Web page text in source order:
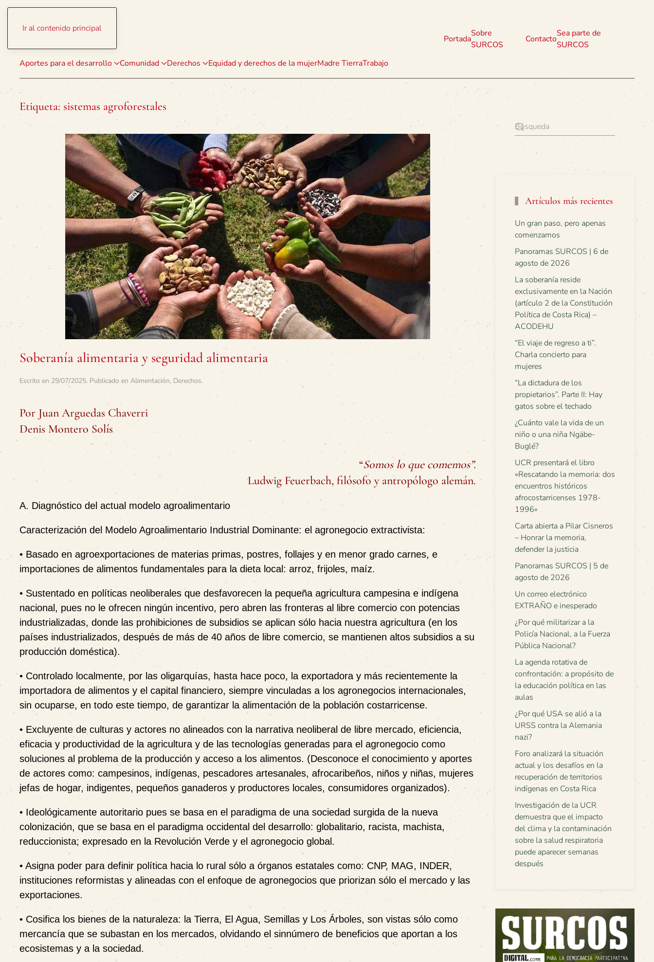
Ir al contenido principal
Aportes para el desarrollo Comunidad Derechos Equidad y derechos de la mujerMadre TierraTrabajo
Portada
Sobre
SURCOS
Contacto
Sea parte de
SURCOS
Etiqueta: sistemas agroforestales
Soberanía alimentaria y seguridad alimentaria
Escrito en 29/07/2025. Publicado en Alimentación, Derechos.
Por Juan Arguedas Chaverri
Denis Montero Solís
“Somos lo que comemos”.
Ludwig Feuerbach, filósofo y antropólogo alemán.
A. Diagnóstico del actual modelo agroalimentario
Caracterización del Modelo Agroalimentario Industrial Dominante: el agronegocio extractivista:
• Basado en agroexportaciones de materias primas, postres, follajes y en menor grado carnes, e
importaciones de alimentos fundamentales para la dieta local: arroz, frijoles, maíz.
• Sustentado en políticas neoliberales que desfavorecen la pequeña agricultura campesina e indígena
nacional, pues no le ofrecen ningún incentivo, pero abren las fronteras al libre comercio con potencias
industrializadas, donde las prohibiciones de subsidios se aplican sólo hacia nuestra agricultura (en los
países industrializados, después de más de 40 años de libre comercio, se mantienen altos subsidios a su
producción doméstica).
• Controlado localmente, por las oligarquías, hasta hace poco, la exportadora y más recientemente la
importadora de alimentos y el capital financiero, siempre vinculadas a los agronegocios internacionales,
sin ocuparse, en todo este tiempo, de garantizar la alimentación de la población costarricense.
• Excluyente de culturas y actores no alineados con la narrativa neoliberal de libre mercado, eficiencia,
eficacia y productividad de la agricultura y de las tecnologías generadas para el agronegocio como
soluciones al problema de la producción y acceso a los alimentos. (Desconoce el conocimiento y aportes
de actores como: campesinos, indígenas, pescadores artesanales, afrocaribeños, niños y niñas, mujeres
jefas de hogar, indigentes, pequeños ganaderos y productores locales, consumidores organizados).
• Ideológicamente autoritario pues se basa en el paradigma de una sociedad surgida de la nueva
colonización, que se basa en el paradigma occidental del desarrollo: globalitario, racista, machista,
reduccionista; expresado en la Revolución Verde y el agronegocio global.
• Asigna poder para definir política hacia lo rural sólo a órganos estatales como: CNP, MAG, INDER,
instituciones reformistas y alineadas con el enfoque de agronegocios que priorizan sólo el mercado y las
exportaciones.
• Cosifica los bienes de la naturaleza: la Tierra, El Agua, Semillas y Los Árboles, son vistas sólo como
mercancía que se subastan en los mercados, olvidando el sinnúmero de beneficios que aportan a los
ecosistemas y a la sociedad.
Artículos más recientes
Un gran paso, pero apenas
comenzamos
Panoramas SURCOS | 6 de
agosto de 2026
La soberanía reside
exclusivamente en la Nación
(artículo 2 de la Constitución
Política de Costa Rica) –
ACODEHU
“El viaje de regreso a ti”.
Charla concierto para
mujeres
“La dictadura de los
propietarios”. Parte II: Hay
gatos sobre el techado
¿Cuánto vale la vida de un
niño o una niña Ngäbe-
Buglé?
UCR presentará el libro
«Rescatando la memoria: dos
encuentros históricos
afrocostarricenses 1978-
1996»
Carta abierta a Pilar Cisneros
– Honrar la memoria,
defender la justicia
Panoramas SURCOS | 5 de
agosto de 2026
Un correo electrónico
EXTRAÑO e inesperado
¿Por qué militarizar a la
Policía Nacional, a la Fuerza
Pública Nacional?
La agenda rotativa de
confrontación: a propósito de
la educación política en las
aulas
¿Por qué USA se alió a la
URSS contra la Alemania
nazi?
Foro analizará la situación
actual y los desafíos en la
recuperación de territorios
indígenas en Costa Rica
Investigación de la UCR
demuestra que el impacto
del clima y la contaminación
sobre la salud respiratoria
puede aparecer semanas
después